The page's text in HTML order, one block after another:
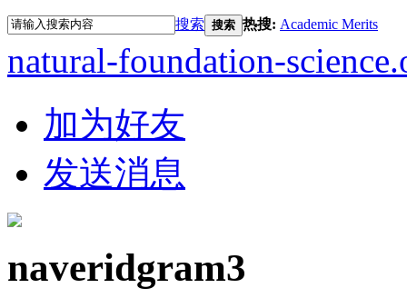
搜索 搜索 热搜: Academic Merits
natural-foundation-
加为好友
发送消息
naveridgram3